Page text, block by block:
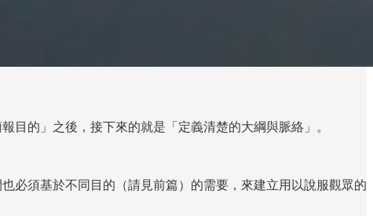
目的」之後，接下來的就是「定義清楚的大綱與脈絡」。
必須基於不同目的（請見前篇）的需要，來建立用以說服觀眾的